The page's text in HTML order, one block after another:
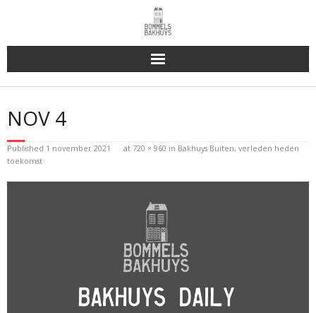
Bakhuys Buiten, verleden heden toekomst
Reserveren & Bestellen
Bommels Buiten
NOV 4
Published 1 november 2021 at 720 × 960 in Bakhuys Buiten, verleden heden
toekomst